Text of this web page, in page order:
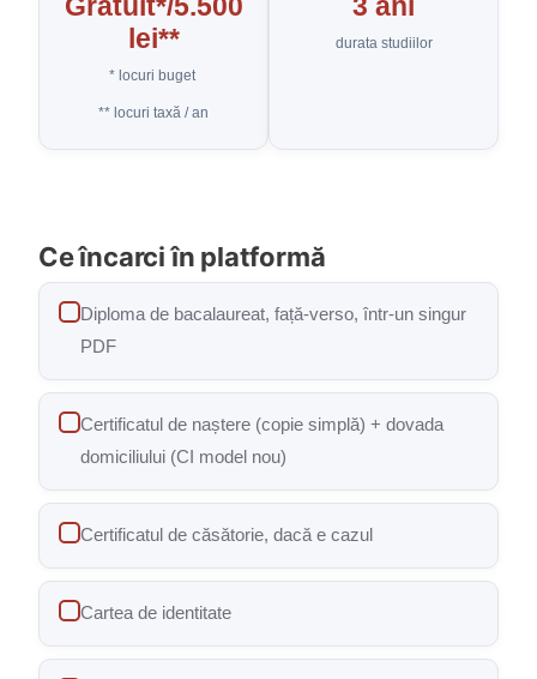
lei**
* locuri buget
** locuri taxă / an
durata studiilor
Ce încarci în platformă
Diploma de bacalaureat, față-verso, într-un singur
PDF
Certificatul de naștere (copie simplă) + dovada
domiciliului (CI model nou)
Certificatul de căsătorie, dacă e cazul
Cartea de identitate